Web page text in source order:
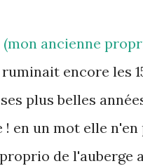
ancienne
encore les
plus belles
! en un mot elle n'en
de l'auberge